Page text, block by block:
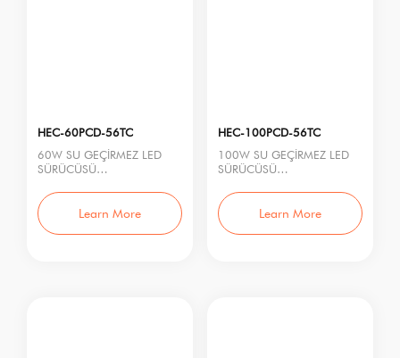
HEC-60PCD-56TC
60W SU GEÇİRMEZ LED
SÜRÜCÜSÜ
56TC
Nominal Güç: 60W
Giriş Gerilim
Learn More
HEC-100PCD-56TC
100W SU GEÇİRMEZ LED
SÜRÜCÜSÜ
56TC
Nominal Güç: 100W
Giriş Geri
Learn More